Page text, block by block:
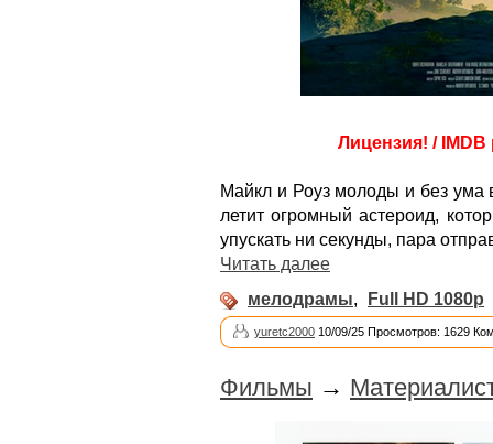
Лицензия! / IMDB
Майкл и Роуз молоды и без ума
летит огромный астероид,
упускать ни секунды, пара
Читать далее
мелодрамы, Full HD 1080p
yuretc2000 10/09/25 Просмотров: 1629
Фильмы →